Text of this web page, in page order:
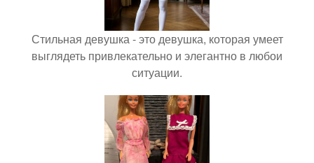
Стильная девушка - это девушка, которая умеет
выглядеть привлекательно и элегантно в любои
ситуации.